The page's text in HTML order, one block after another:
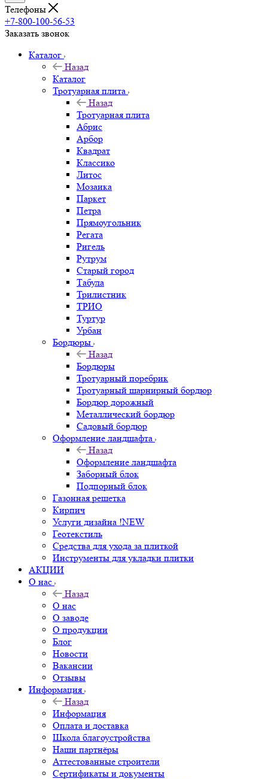
Телефоны
+7-800-100-56-53
Заказать звонок
Каталог
Назад
Каталог
Тротуарная плита
Назад
Тротуарная плита
Абрис
Арбор
Квадрат
Классико
Литос
Мозаика
Паркет
Петра
Прямоугольник
Регата
Ригель
Рутрум
Старый город
Табула
Трилистник
ТРИО
Туртур
Урбан
Бордюры
Назад
Бордюры
Тротуарный поребрик
Тротуарный шарнирный бордюр
Бордюр дорожный
Металлический бордюр
Садовый бордюр
Оформление ландшафта
Назад
Оформление ландшафта
Заборный блок
Подпорный блок
Газонная решетка
Кирпич
Услуги дизайна !NEW
Геотекстиль
Средства для ухода за плиткой
Инструменты для укладки плитки
АКЦИИ
О нас
Назад
О нас
О заводе
О продукции
Блог
Новости
Вакансии
Отзывы
Информация
Назад
Информация
Оплата и доставка
Школа благоустройства
Наши партнёры
Аттестованные строители
Сертификаты и документы